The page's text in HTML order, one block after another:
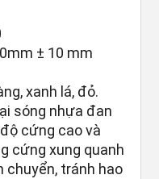
± 10 mm
xanh lá, đỏ.
sóng nhựa đan
cứng cao và
cứng xung quanh
chuyển, tránh hao